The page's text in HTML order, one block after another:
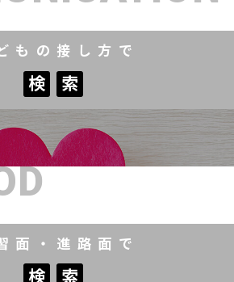
もの接し方で
検 索
検 索
面・進路面で
検 索